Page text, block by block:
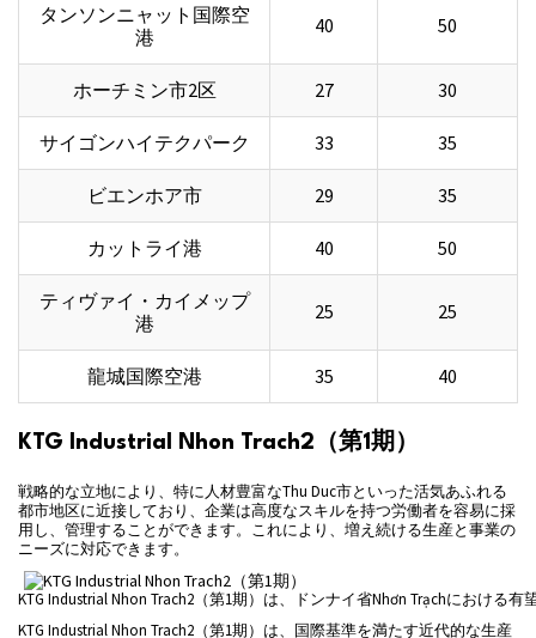
タンソンニャット国際空
港
40 50
ホーチミン市2区 27 30
サイゴンハイテクパーク 33 35
ビエンホア市 29 35
カットライ港 40 50
ティヴァイ・カイメップ
港
25 25
龍城国際空港 35 40
KTG Industrial Nhon Trach2（第1期）
戦略的な立地により、特に人材豊富なThu Duc市といった活気あふれる
都市地区に近接しており、企業は高度なスキルを持つ労働者を容易に採
用し、管理することができます。これにより、増え続ける生産と事業の
ニーズに対応できます。
KTG Industrial Nhon Trach2（第1期）は、ドンナイ省Nhơn Trạchにおける
KTG Industrial Nhon Trach2（第1期）は、国際基準を満たす近代的な生産